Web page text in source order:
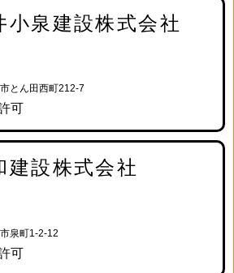
小泉建設株式会社
とん田西町212-7
可
建設株式会社
泉町1-2-12
可